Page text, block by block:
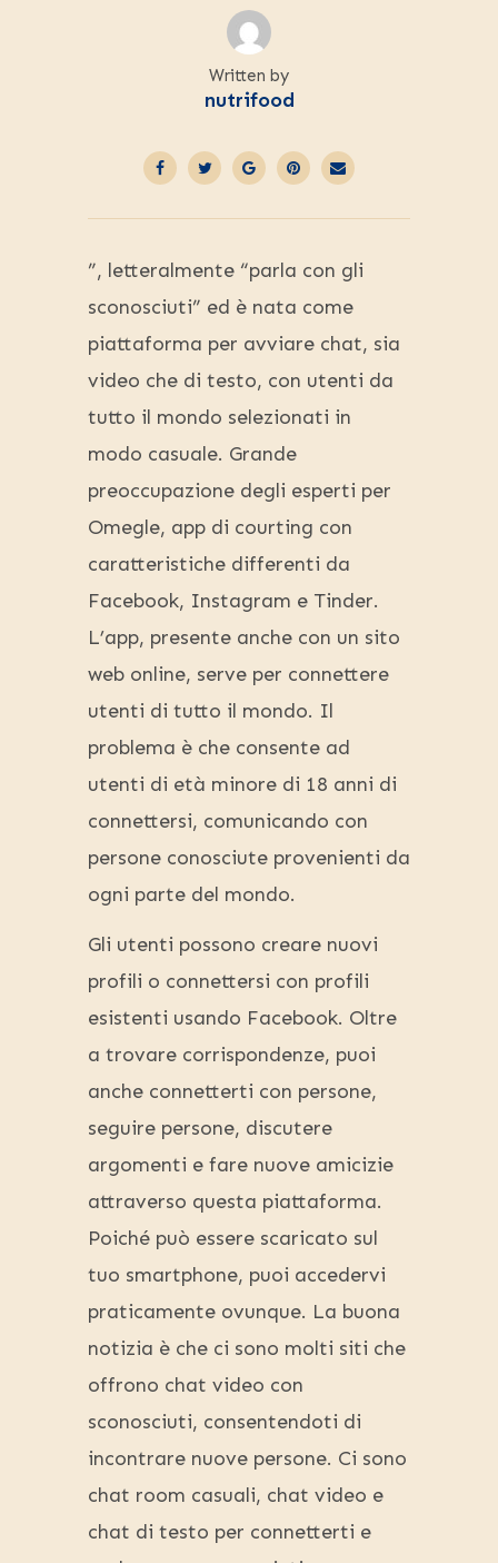
Written by
nutrifood
”, letteralmente “parla con gli
sconosciuti” ed è nata come
piattaforma per avviare chat, sia
video che di testo, con utenti da
tutto il mondo selezionati in
modo casuale. Grande
preoccupazione degli esperti per
Omegle, app di courting con
caratteristiche differenti da
Facebook, Instagram e Tinder.
L’app, presente anche con un sito
web online, serve per connettere
utenti di tutto il mondo. Il
problema è che consente ad
utenti di età minore di 18 anni di
connettersi, comunicando con
persone conosciute provenienti da
ogni parte del mondo.
Gli utenti possono creare nuovi
profili o connettersi con profili
esistenti usando Facebook. Oltre
a trovare corrispondenze, puoi
anche connetterti con persone,
seguire persone, discutere
argomenti e fare nuove amicizie
attraverso questa piattaforma.
Poiché può essere scaricato sul
tuo smartphone, puoi accedervi
praticamente ovunque. La buona
notizia è che ci sono molti siti che
offrono chat video con
sconosciuti, consentendoti di
incontrare nuove persone. Ci sono
chat room casuali, chat video e
chat di testo per connetterti e